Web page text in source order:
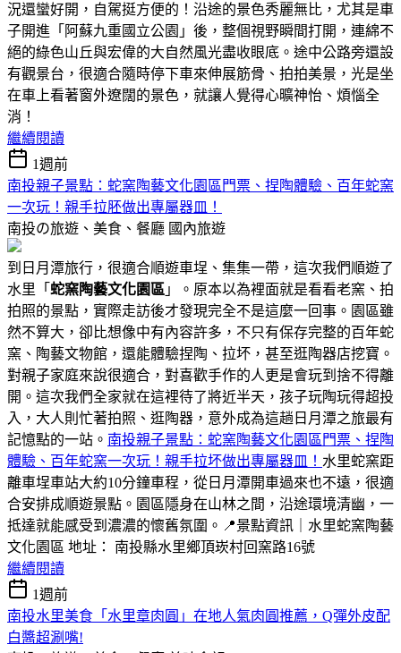
況還蠻好開，自駕挺方便的！沿途的景色秀麗無比，尤其是車
子開進「阿蘇九重國立公園」後，整個視野瞬間打開，連綿不
絕的綠色山丘與宏偉的大自然風光盡收眼底。途中公路旁還設
有觀景台，很適合隨時停下車來伸展筋骨、拍拍美景，光是坐
在車上看著窗外遼闊的景色，就讓人覺得心曠神怡、煩惱全
消！
繼續閱讀
1週前
南投親子景點：蛇窯陶藝文化園區門票、捏陶體驗、百年蛇窯
一次玩！親手拉胚做出專屬器皿！
南投の旅遊、美食、餐廳 國內旅遊
到日月潭旅行，很適合順遊車埕、集集一帶，這次我們順遊了
水里「 蛇窯陶藝文化園區 」。原本以為裡面就是看看老窯、拍
拍照的景點，實際走訪後才發現完全不是這麼一回事。園區雖
然不算大，卻比想像中有內容許多，不只有保存完整的百年蛇
窯、陶藝文物館，還能體驗捏陶、拉坏，甚至逛陶器店挖寶。
對親子家庭來說很適合，對喜歡手作的人更是會玩到捨不得離
開。這次我們全家就在這裡待了將近半天，孩子玩陶玩得超投
入，大人則忙著拍照、逛陶器，意外成為這趟日月潭之旅最有
記憶點的一站。 南投親子景點：蛇窯陶藝文化園區門票、捏陶
體驗、百年蛇窯一次玩！親手拉坏做出專屬器皿！ 水里蛇窯距
離車埕車站大約10分鐘車程，從日月潭開車過來也不遠，很適
合安排成順遊景點。園區隱身在山林之間，沿途環境清幽，一
抵達就能感受到濃濃的懷舊氛圍。📍景點資訊｜水里蛇窯陶藝
文化園區 地址： 南投縣水里鄉頂崁村回窯路16號
繼續閱讀
1週前
南投水里美食「水里章肉圓」在地人氣肉圓推薦，Q彈外皮配
白醬超涮嘴!